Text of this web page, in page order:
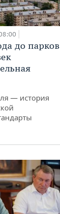
до парков
— история